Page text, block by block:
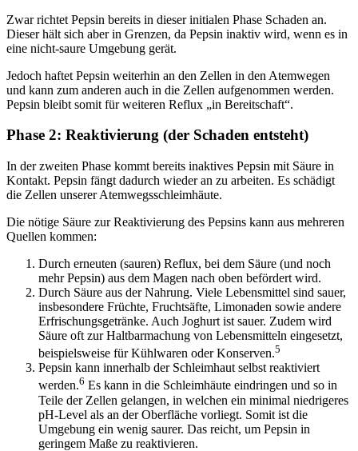
Zwar richtet Pepsin bereits in dieser initialen Phase Schaden an.
Dieser hält sich aber in Grenzen, da Pepsin inaktiv wird, wenn es in
eine nicht-saure Umgebung gerät.
Jedoch haftet Pepsin weiterhin an den Zellen in den Atemwegen
und kann zum anderen auch in die Zellen aufgenommen werden.
Pepsin bleibt somit für weiteren Reflux „in Bereitschaft“.
Phase 2: Reaktivierung (der Schaden entsteht)
In der zweiten Phase kommt bereits inaktives Pepsin mit Säure in
Kontakt. Pepsin fängt dadurch wieder an zu arbeiten. Es schädigt
die Zellen unserer Atemwegsschleimhäute.
Die nötige Säure zur Reaktivierung des Pepsins kann aus mehreren
Quellen kommen:
Durch erneuten (sauren) Reflux, bei dem Säure (und noch
mehr Pepsin) aus dem Magen nach oben befördert wird.
Durch Säure aus der Nahrung. Viele Lebensmittel sind sauer,
insbesondere Früchte, Fruchtsäfte, Limonaden sowie andere
Erfrischungsgetränke. Auch Joghurt ist sauer. Zudem wird
Säure oft zur Haltbarmachung von Lebensmitteln eingesetzt,
beispielsweise für Kühlwaren oder Konserven.5
Pepsin kann innerhalb der Schleimhaut selbst reaktiviert
werden.6 Es kann in die Schleimhäute eindringen und so in
Teile der Zellen gelangen, in welchen ein minimal niedrigeres
pH-Level als an der Oberfläche vorliegt. Somit ist die
Umgebung ein wenig saurer. Das reicht, um Pepsin in
geringem Maße zu reaktivieren.